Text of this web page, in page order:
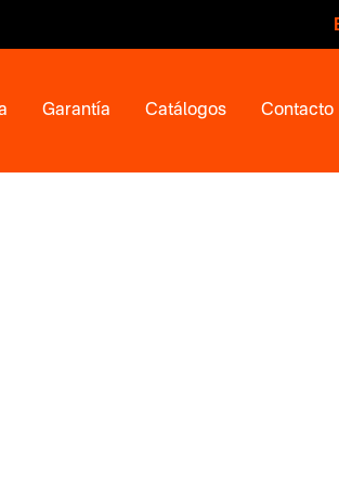
Garantía Catálogos Contacto